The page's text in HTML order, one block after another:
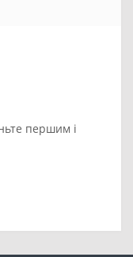
першим і